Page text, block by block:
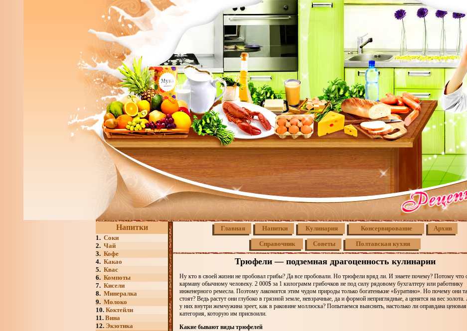
Напитки
1. Соки
2. Чай
3. Кофе
4. Какао
5. Квас
6. Компоты
7. Кисели
8. Минералка
9. Молоко
10. Коктейли
11. Вина
12. Экзотика
Главная Напитки Кулинария Консервирование Архив
Справочник Советы Полтавская кухня
Трюфели — подземная драгоценность кулинарии
Ну кто в своей жизни не пробовал грибы? Да все пробовали. Но трюфели вряд ли. И знаете почему? Потому что
карману обычному человеку. 2 000$ за 1 килограмм грибочков не под силу рядовому бухгалтеру или работнику
инженерного ремесла. Поэтому лакомятся этим чудом природы только богатенькие «Буратино». Но почему они
стоят? Ведь растут они глубоко в грязной земле, невзрачные, да и формой неприглядные, а ценятся на вес
у них внутри жемчужина зреет, как в раковине моллюска? Попытаемся выяснить, настолько ли оправдана ценовая
категория, которую им присвоили.
Какие бывают виды трюфелей